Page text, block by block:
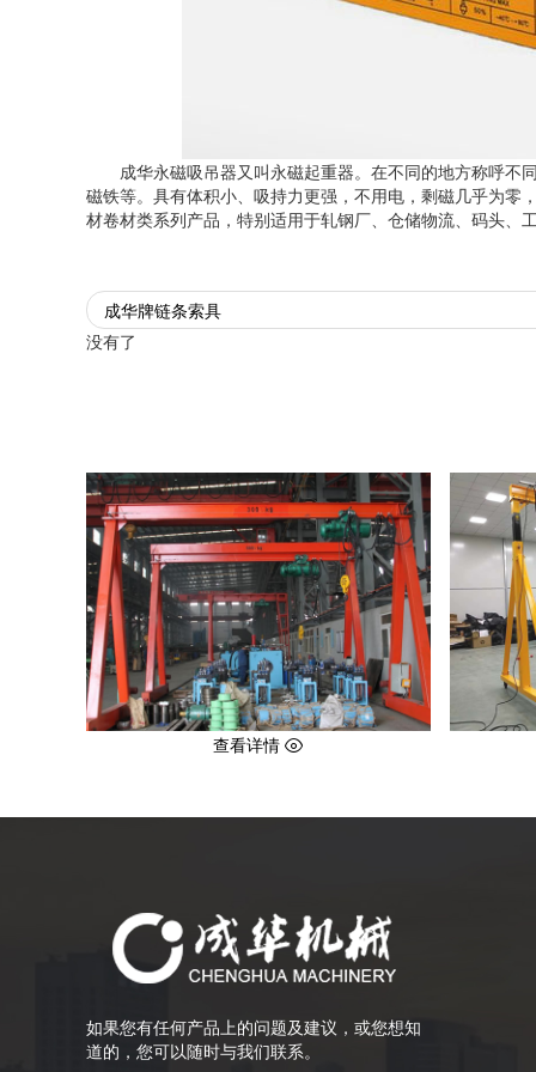
成华永磁吸吊器又叫永磁起重器。在不同的地方称呼不
磁铁等。具有体积小、吸持力更强，不用电，剩磁几乎为
材卷材类系列产品，特别适用于轧钢厂、仓储物流、码头、
成华牌链条索具
没有了
查看详情
如果您有任何产品上的问题及建议，或您想知
道的，您可以随时与我们联系。